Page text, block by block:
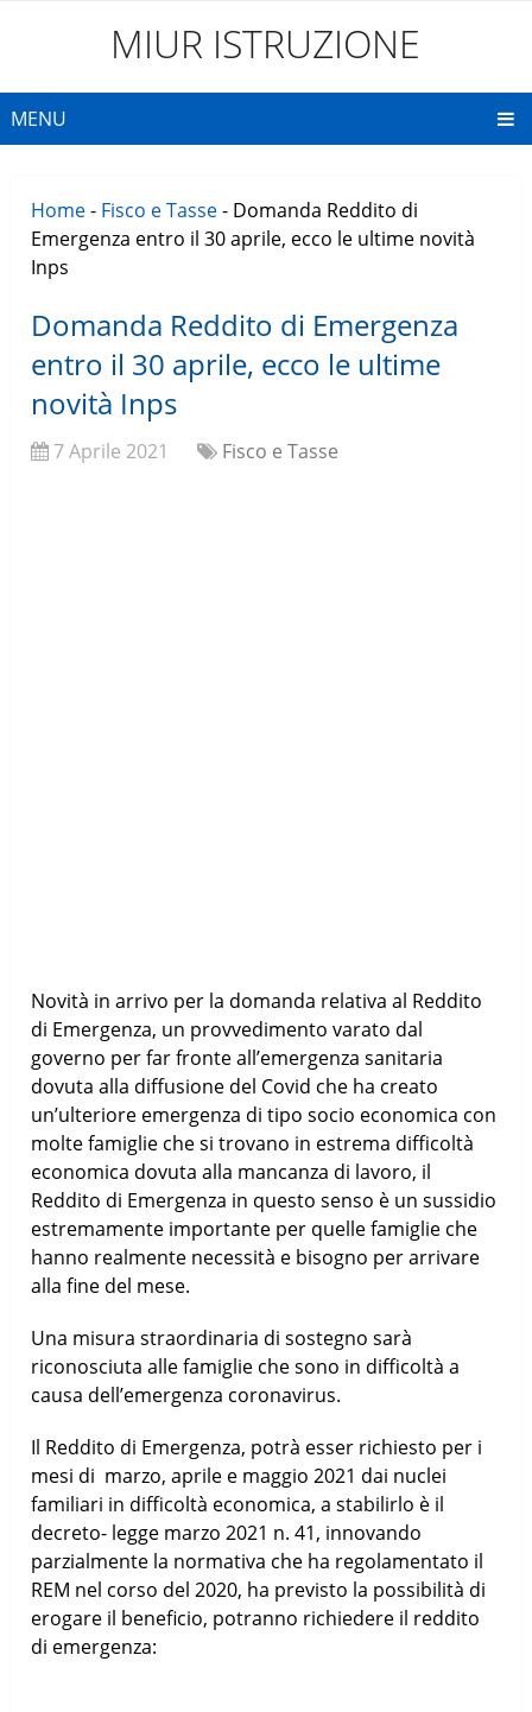
MIUR ISTRUZIONE
MENU
Home- Fisco e Tasse- Domanda Reddito di
Emergenza entro il 30 aprile, ecco le ultime novità
Inps
Domanda Reddito di Emergenza
entro il 30 aprile, ecco le ultime
novità Inps
7 Aprile 2021 Fisco e Tasse
Novità in arrivo per la domanda relativa al Reddito
di Emergenza, un provvedimento varato dal
governo per far fronte all’emergenza sanitaria
dovuta alla diffusione del Covid che ha creato
un’ulteriore emergenza di tipo socio economica con
molte famiglie che si trovano in estrema difficoltà
economica dovuta alla mancanza di lavoro, il
Reddito di Emergenza in questo senso è un sussidio
estremamente importante per quelle famiglie che
hanno realmente necessità e bisogno per arrivare
alla fine del mese.
Una misura straordinaria di sostegno sarà
riconosciuta alle famiglie che sono in difficoltà a
causa dell’emergenza coronavirus.
Il Reddito di Emergenza, potrà esser richiesto per i
mesi di marzo, aprile e maggio 2021 dai nuclei
familiari in difficoltà economica, a stabilirlo è il
decreto- legge marzo 2021 n. 41, innovando
parzialmente la normativa che ha regolamentato il
REM nel corso del 2020, ha previsto la possibilità di
erogare il beneficio, potranno richiedere il reddito
di emergenza: